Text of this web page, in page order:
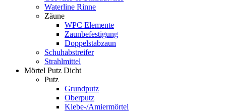
Waterline Rinne
Zäune
WPC Elemente
Zaunbefestigung
Doppelstabzaun
Schuhabstreifer
Strahlmittel
Mörtel Putz Dicht
Putz
Grundputz
Oberputz
Klebe-/Amiermörtel